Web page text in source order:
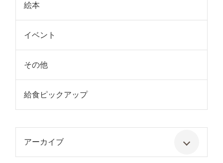
絵本
イベント
その他
給食ピックアップ
アーカイブ